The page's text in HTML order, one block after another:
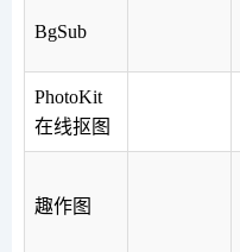
BgSub
PhotoKit
在线抠图
趣作图